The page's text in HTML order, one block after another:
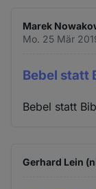
Marek
Mo. 25 Mär
Bebel statt
Bebel statt
Gerhard Lein